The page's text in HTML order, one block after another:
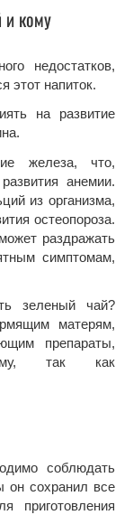
и кому
недостатков,
этот напиток.
на развитие
железа, что,
анемии.
из организма,
остеопороза.
раздражать
симптомам,
зеленый чай?
матерям,
препараты,
так как
соблюдать
он сохранил все
приготовления